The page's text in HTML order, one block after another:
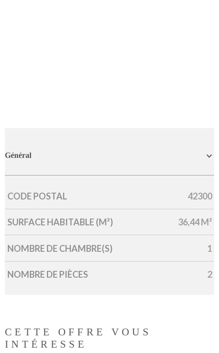
Général
Caractérisque Valeurs
CODE POSTAL 42300
SURFACE HABITABLE (M²) 36,44 M²
NOMBRE DE CHAMBRE(S) 1
NOMBRE DE PIÈCES 2
CETTE OFFRE
VOUS
INTÉRESSE